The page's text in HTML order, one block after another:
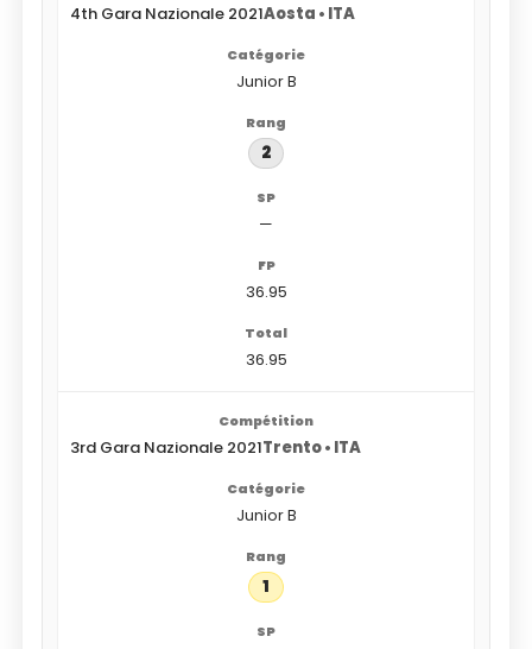
4th Gara Nazionale 2021Aosta • ITA
Junior B
2
—
36.95
36.95
3rd Gara Nazionale 2021Trento • ITA
Junior B
1